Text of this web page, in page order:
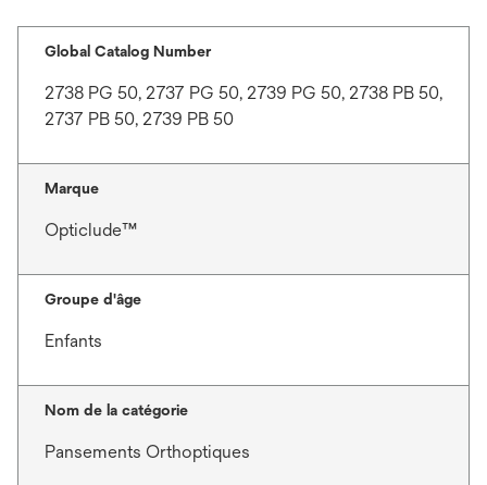
Global Catalog Number
2738 PG 50, 2737 PG 50, 2739 PG 50, 2738 PB 50,
2737 PB 50, 2739 PB 50
Marque
Opticlude™
Groupe d'âge
Enfants
Nom de la catégorie
Pansements Orthoptiques